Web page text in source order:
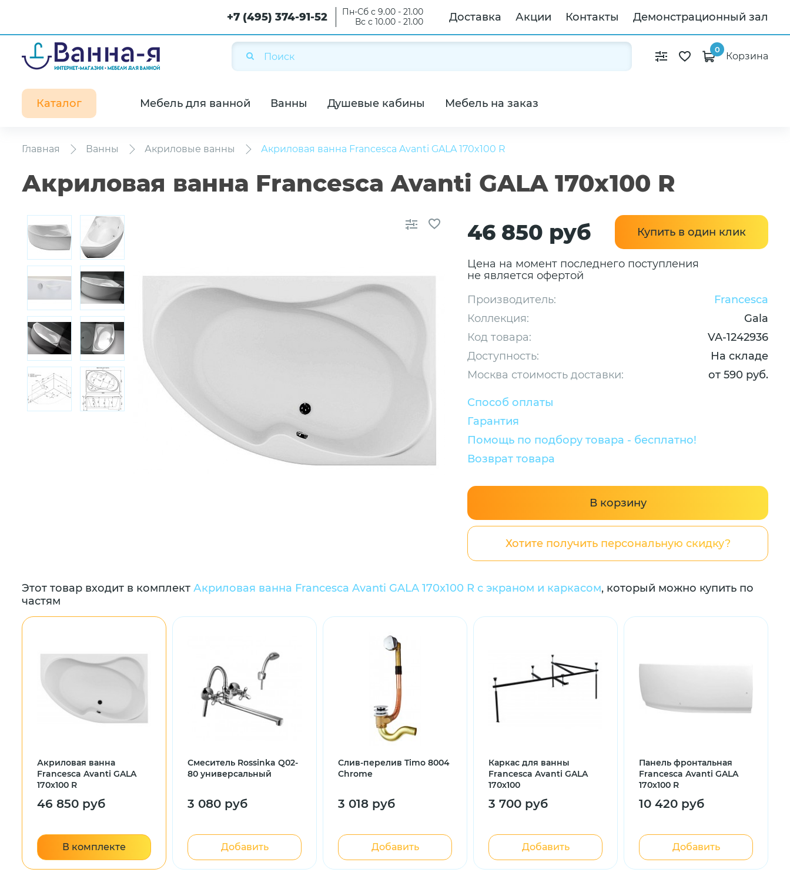
+7 (495) 374-91-52
Пн-Сб с 9.00 - 21.00
Вс с 10.00 - 21.00
Доставка Акции Контакты Демонстрационный зал
0
Корзина
Каталог Мебель для ванной Ванны Душевые кабины Мебель на заказ
Главная Ванны Акриловые ванны Акриловая ванна Francesca Avanti GALA 170x100 R
Акриловая ванна Francesca Avanti GALA 170x100 R
46 850 руб Купить в один клик
Цена на момент последнего поступления
не является офертой
Производитель:
Francesca
Коллекция:
Gala
Код товара:
VA-1242936
Доступность:
На складе
Москва стоимость доставки:
от 590 руб.
Способ оплаты
Гарантия
Помощь по подбору товара - бесплатно!
Возврат товара
В корзину
Хотите получить персональную скидку?
Этот товар входит в комплект Акриловая ванна Francesca Avanti GALA 170x100 R с экраном и каркасом, который можно купить по
частям
Акриловая ванна
Francesca Avanti GALA
170x100 R
46 850 руб
В комплекте
Смеситель Rossinka Q02-
80 универсальный
3 080 руб
Добавить
Слив-перелив Timo 8004
Chrome
3 018 руб
Добавить
Каркас для ванны
Francesca Avanti GALA
170x100
3 700 руб
Добавить
Панель фронтальная
Francesca Avanti GALA
170x100 R
10 420 руб
Добавить